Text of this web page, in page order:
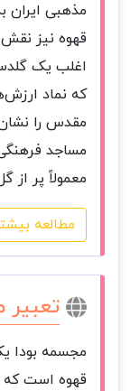
مذهبی ایران
قهوه نیز
اغلب یک
که نماد
مقدس را
مساجد
معمولاً پر از
مطالعه
تعبیر
مجسمه بودا
قهوه است که